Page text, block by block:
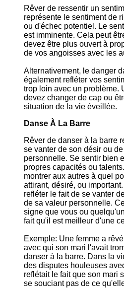
Rêver de ressentir un
représente le sentiment de
ou d'échec potentiel. Le
est imminente. Cela peut
devez être plus ouvert à
de vos angoisses avec les
Alternativement, le danger
également refléter vos
trop loin avec un problème.
devez changer de cap ou
situation de la vie éveillée.
Danse À La Barre
Rêver de danser à la barre
se vanter de son désir ou
personnelle. Se sentir bien
propres capacités ou
montrer aux autres à quel
attirant, désiré, ou
refléter le fait de se vanter
de sa valeur personnelle.
signe que vous ou
fait qu'il est meilleur d'une
Exemple: Une femme a
avec qui son mari l'avait
danser à la barre. Dans la
des disputes houleuses
reflétait le fait que son mari
se souciant pas de ce